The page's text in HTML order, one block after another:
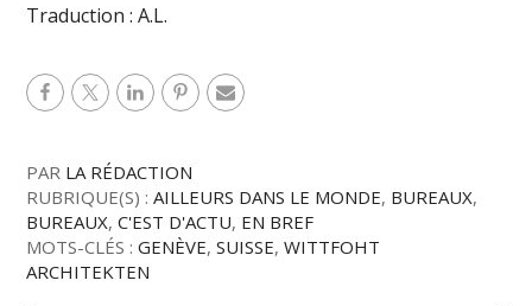
Traduction : A.L.
PAR LA RÉDACTION
RUBRIQUE(S) :AILLEURS DANS LE MONDE, BUREAUX,
BUREAUX,C'EST D'ACTU, EN BREF
MOTS-CLÉS :GENÈVE,SUISSE,WITTFOHT
ARCHITEKTEN